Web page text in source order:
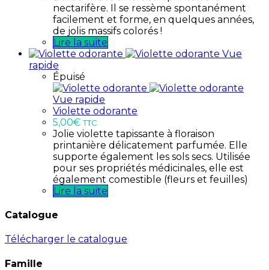
nectarifère. Il se ressème spontanément
facilement et forme, en quelques années,
de jolis massifs colorés !
Lire la suite
Vue
rapide
Épuisé
Vue rapide
Violette odorante
5,00€ TTC
Jolie violette tapissante à floraison
printanière délicatement parfumée. Elle
supporte également les sols secs. Utilisée
pour ses propriétés médicinales, elle est
également comestible (fleurs et feuilles)
Lire la suite
Catalogue
Télécharger le catalogue
Famille